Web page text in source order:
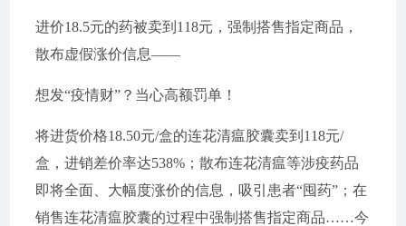
进价18.5元的药被卖到118元，强制搭售指定商品，
散布虚假涨价信息——
想发“疫情财”？当心高额罚单！
将进货价格18.50元/盒的连花清瘟胶囊卖到118元/
盒，进销差价率达538%；散布连花清瘟等涉疫药品
即将全面、大幅度涨价的信息，吸引患者“囤药”；在
销售连花清瘟胶囊的过程中强制搭售指定商品……今